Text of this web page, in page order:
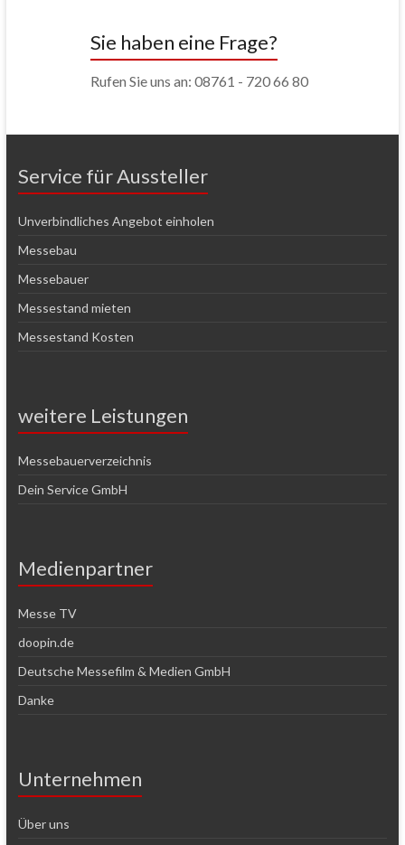
Sie haben eine Frage?
Rufen Sie uns an: 08761 - 720 66 80
Service für Aussteller
Unverbindliches Angebot einholen
Messebau
Messebauer
Messestand mieten
Messestand Kosten
weitere Leistungen
Messebauerverzeichnis
Dein Service GmbH
Medienpartner
Messe TV
doopin.de
Deutsche Messefilm & Medien GmbH
Danke
Unternehmen
Über uns